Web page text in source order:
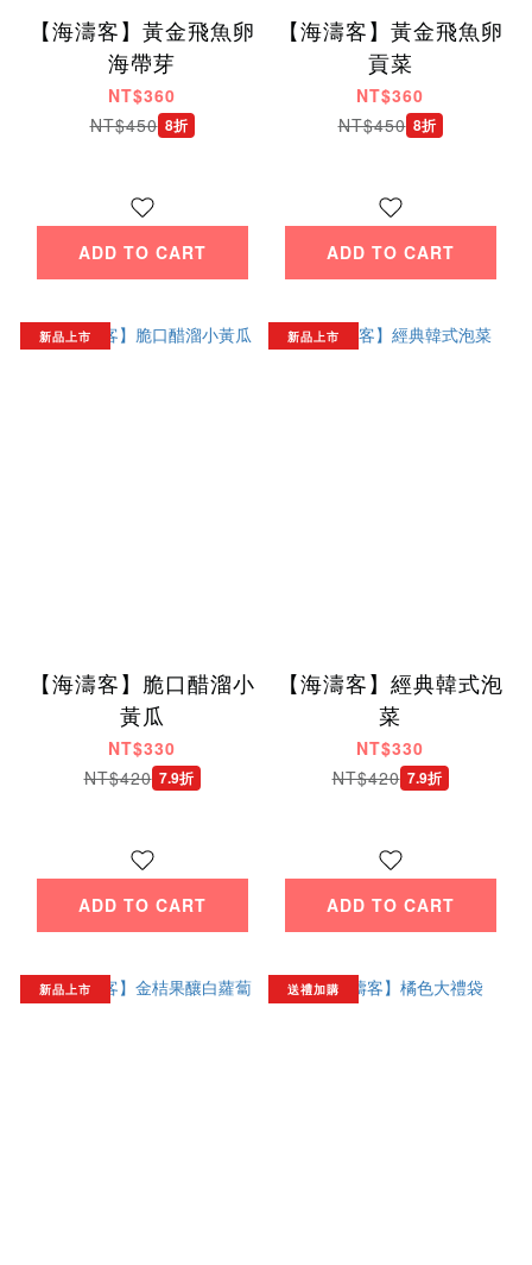
【海濤客】黃金飛魚卵
海帶芽
NT$360
NT$450 8折
ADD TO CART
【海濤客】黃金飛魚卵
貢菜
NT$360
NT$450 8折
ADD TO CART
新品上市
【海濤客】脆口醋溜小
黃瓜
NT$330
NT$420 7.9折
ADD TO CART
新品上市
【海濤客】經典韓式泡
菜
NT$330
NT$420 7.9折
ADD TO CART
新品上市 送禮加購